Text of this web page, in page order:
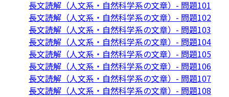
長文読解（人文系・自然科学系の文章）- 問題101
長文読解（人文系・自然科学系の文章）- 問題102
長文読解（人文系・自然科学系の文章）- 問題103
長文読解（人文系・自然科学系の文章）- 問題104
長文読解（人文系・自然科学系の文章）- 問題105
長文読解（人文系・自然科学系の文章）- 問題106
長文読解（人文系・自然科学系の文章）- 問題107
長文読解（人文系・自然科学系の文章）- 問題108